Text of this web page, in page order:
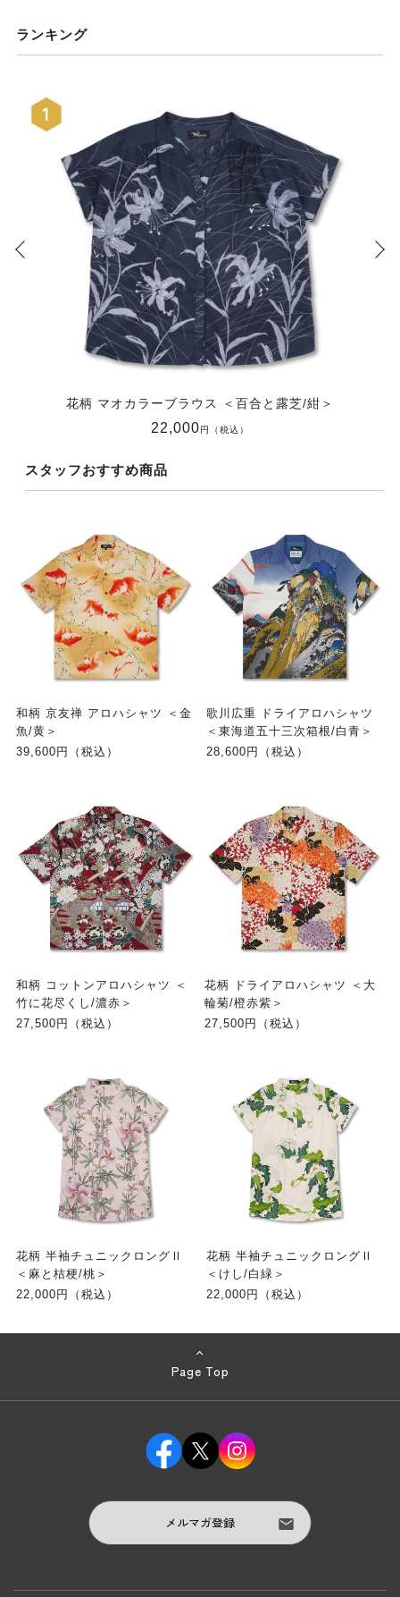
ランキング
花柄 マオカラーブラウス ＜百合と露芝/紺＞
22,000円（税込）
スタッフおすすめ商品
和柄 京友禅 アロハシャツ ＜金
魚/黄＞
39,600円（税込）
歌川広重 ドライアロハシャツ
＜東海道五十三次箱根/白青＞
28,600円（税込）
和柄 コットンアロハシャツ ＜
竹に花尽くし/濃赤＞
27,500円（税込）
花柄 ドライアロハシャツ ＜大
輪菊/橙赤紫＞
27,500円（税込）
花柄 半袖チュニックロングⅡ
＜麻と桔梗/桃＞
22,000円（税込）
花柄 半袖チュニックロングⅡ
＜けし/白緑＞
22,000円（税込）
Page Top
メルマガ登録